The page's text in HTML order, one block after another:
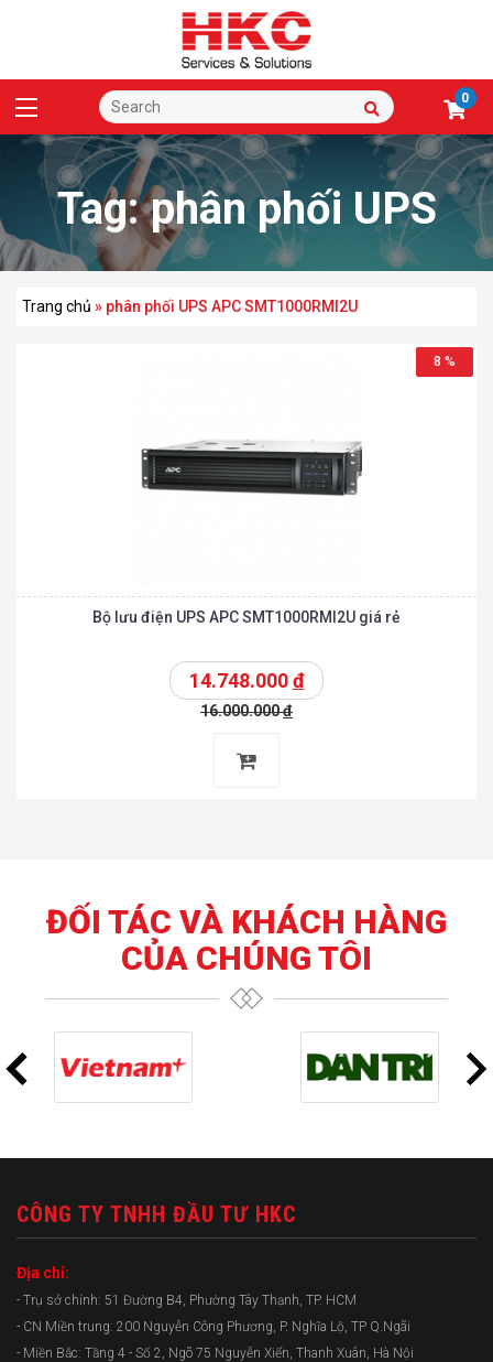
0
Tag:phân phối UPS
APC SMT1000RMI2U
Trang chủ » phân phối UPS APC SMT1000RMI2U
8 %
Bộ lưu điện UPS APC SMT1000RMI2U giá rẻ
14.748.000đ
16.000.000đ
ĐỐI TÁC VÀ KHÁCH HÀNG
CỦA CHÚNG TÔI
CÔNG TY TNHH ĐẦU TƯ HKC
Địa chỉ:
- Trụ sở chính: 51 Đường B4, Phường Tây Thạnh, TP. HCM
- CN Miền trung: 200 Nguyễn Công Phương, P. Nghĩa Lộ, TP Q.Ngãi
- Miền Bắc: Tầng 4 - Số 2, Ngõ 75 Nguyễn Xiển, Thanh Xuân, Hà Nội